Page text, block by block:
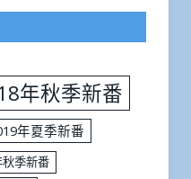
年秋季新番
年夏季新番
季新番